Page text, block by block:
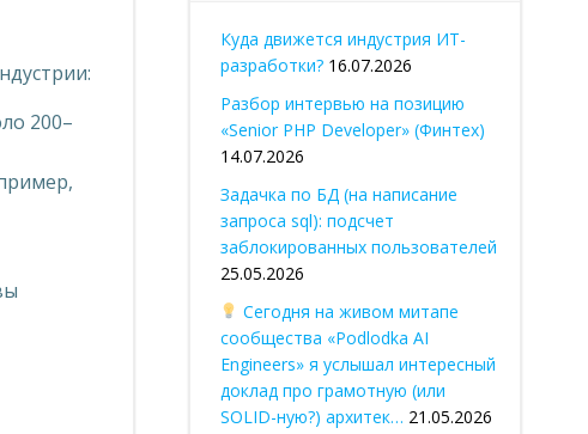
200–
Куда движется индустрия ИТ-
разработки? 16.07.2026
Разбор интервью на позицию
«Senior PHP Developer» (Финтех)
14.07.2026
Задачка по БД (на написание
запроса sql): подсчет
заблокированных пользователей
25.05.2026
Сегодня на живом митапе
сообщества «Podlodka AI
Engineers» я услышал интересный
доклад про грамотную (или
SOLID-ную?) архитек… 21.05.2026